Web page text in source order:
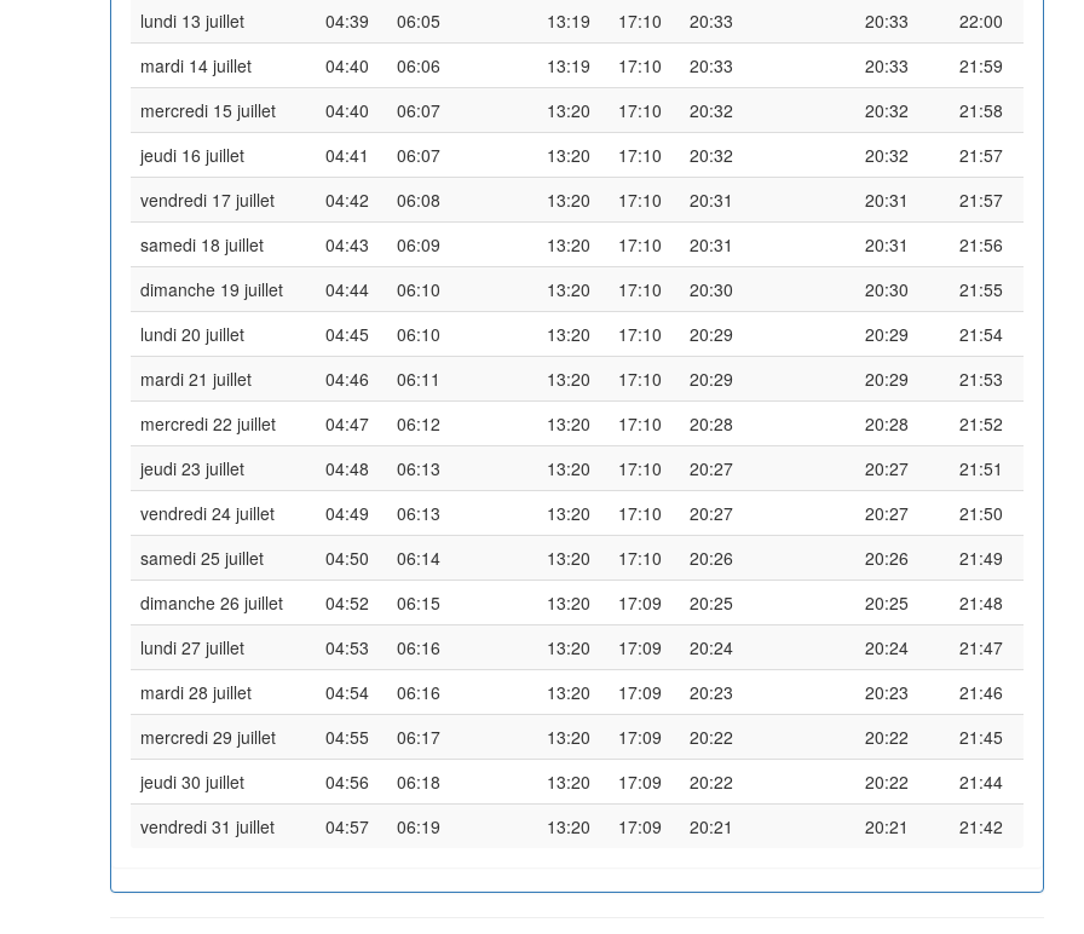
lundi 13 juillet
04:39 06:05 13:19 17:10 20:33 20:33
22:00
mardi 14 juillet
04:40 06:06 13:19 17:10 20:33 20:33
21:59
mercredi 15 juillet
04:40 06:07 13:20 17:10 20:32 20:32
21:58
jeudi 16 juillet
04:41 06:07 13:20 17:10 20:32 20:32
21:57
vendredi 17 juillet
04:42 06:08 13:20 17:10 20:31 20:31
21:57
samedi 18 juillet
04:43 06:09 13:20 17:10 20:31 20:31
21:56
dimanche 19 juillet
04:44 06:10 13:20 17:10 20:30 20:30
21:55
lundi 20 juillet
04:45 06:10 13:20 17:10 20:29 20:29
21:54
mardi 21 juillet
04:46 06:11 13:20 17:10 20:29 20:29
21:53
mercredi 22 juillet
04:47 06:12 13:20 17:10 20:28 20:28
21:52
jeudi 23 juillet
04:48 06:13 13:20 17:10 20:27 20:27
21:51
vendredi 24 juillet
04:49 06:13 13:20 17:10 20:27 20:27
21:50
samedi 25 juillet
04:50 06:14 13:20 17:10 20:26 20:26
21:49
dimanche 26 juillet
04:52 06:15 13:20 17:09 20:25 20:25
21:48
lundi 27 juillet
04:53 06:16 13:20 17:09 20:24 20:24
21:47
mardi 28 juillet
04:54 06:16 13:20 17:09 20:23 20:23
21:46
mercredi 29 juillet
04:55 06:17 13:20 17:09 20:22 20:22
21:45
jeudi 30 juillet
04:56 06:18 13:20 17:09 20:22 20:22
21:44
vendredi 31 juillet
04:57 06:19 13:20 17:09 20:21 20:21 21:42